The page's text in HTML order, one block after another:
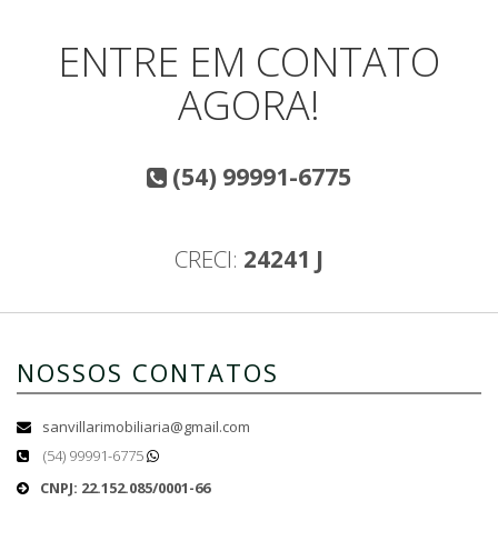
ENTRE EM CONTATO
AGORA!
(54) 99991-6775
CRECI: 24241 J
NOSSOS CONTATOS
sanvillarimobiliaria@gmail.com
(54) 99991-6775
CNPJ: 22.152.085/0001-66